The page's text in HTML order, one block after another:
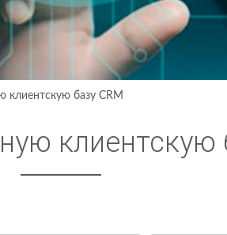
клиентскую базу CRM
клиентскую